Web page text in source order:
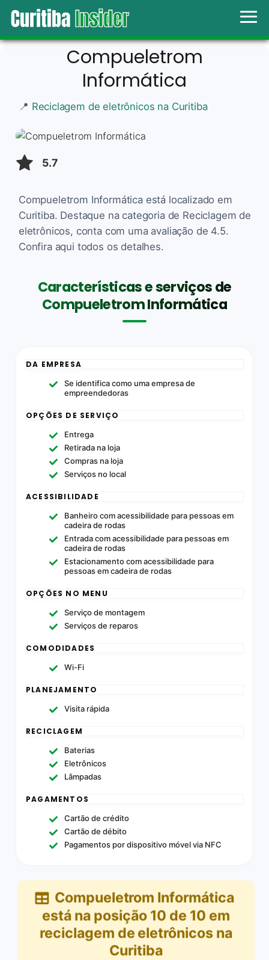
Compueletrom
Informática
📍 Reciclagem de eletrônicos na Curitiba
5.7
Compueletrom Informática está localizado em
Curitiba. Destaque na categoria de Reciclagem de
eletrônicos, conta com uma avaliação de 4.5.
Confira aqui todos os detalhes.
Características e serviços de
Compueletrom Informática
DA EMPRESA
Se identifica como uma empresa de
empreendedoras
OPÇÕES DE SERVIÇO
Entrega
Retirada na loja
Compras na loja
Serviços no local
ACESSIBILIDADE
Banheiro com acessibilidade para pessoas em
cadeira de rodas
Entrada com acessibilidade para pessoas em
cadeira de rodas
Estacionamento com acessibilidade para
pessoas em cadeira de rodas
OPÇÕES NO MENU
Serviço de montagem
Serviços de reparos
COMODIDADES
Wi-Fi
PLANEJAMENTO
Visita rápida
RECICLAGEM
Baterias
Eletrônicos
Lâmpadas
PAGAMENTOS
Cartão de crédito
Cartão de débito
Pagamentos por dispositivo móvel via NFC
Compueletrom Informática
está na posição 10 de 10 em
reciclagem de eletrônicos na
Curitiba